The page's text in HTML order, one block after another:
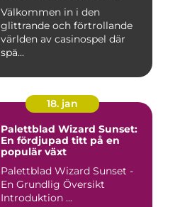
Välkommen in i den
glittrande och förtrollande
världen av casinospel där
spä...
18. jan
Palettblad Wizard Sunset:
En fördjupad titt på en
populär växt
Palettblad Wizard Sunset -
En Grundlig Översikt
Introduktion ...